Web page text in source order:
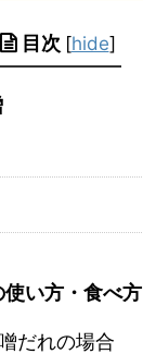
目次 [hide]
い方・食べ方
だれの場合